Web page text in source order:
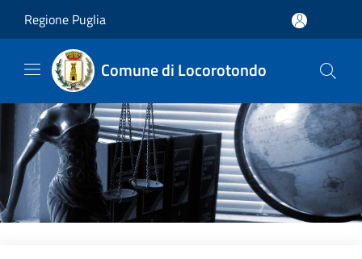
Regione Puglia
Comune di Locorotondo